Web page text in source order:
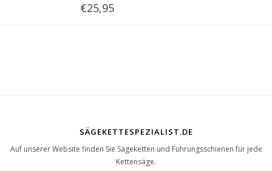
können Sie diese damit ersetzen. Verpackt pro 6
€25,95
SÄGEKETTESPEZIALIST.DE
Auf unserer Website finden Sie Sägeketten und Führungsschienen für jede
Kettensäge.